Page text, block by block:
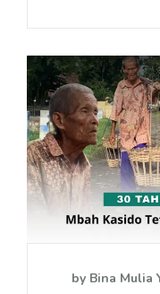
by Bina Mulia